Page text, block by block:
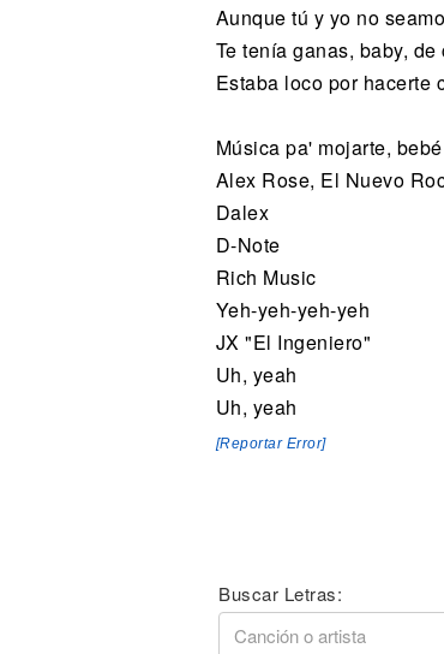
Aunque tú y yo no
Te tenía ganas, baby, de
Estaba loco por hacerte
Música pa' mojarte, bebé
Alex Rose, El Nuevo
Dalex
D-Note
Rich Music
Yeh-yeh-yeh-yeh
JX "El Ingeniero"
Uh, yeah
Uh, yeah
[Reportar Error]
Buscar Letras: